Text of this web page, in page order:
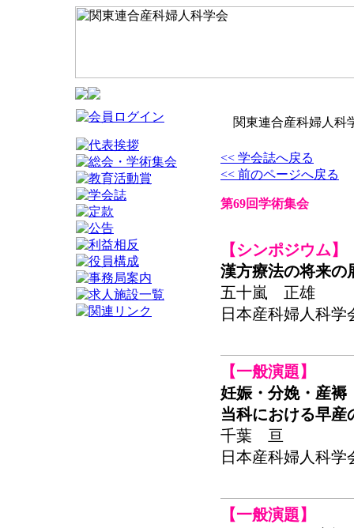
関東連合産科婦人科
<< 学会誌へ戻る
<< 前のページへ戻る
第69回学術集会
【シンポジウム】
漢方療法の将来の
五十嵐 正雄
日本産科婦人科学
【一般演題】
妊娠・分娩・産褥
当科における早産
千葉 亘
日本産科婦人科学
【一般演題】